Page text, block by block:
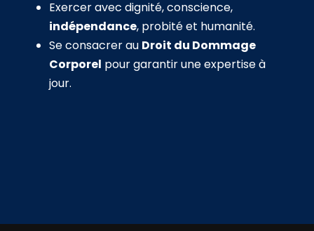
Exercer avec dignité, conscience,
indépendance, probité et humanité.
Se consacrer au Droit du Dommage
Corporel pour garantir une expertise à
jour.